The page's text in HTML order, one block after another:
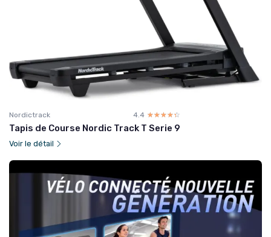
Nordictrack 4.4 ☆☆☆☆☆
★★★★★
Tapis de Course Nordic Track T Serie 9
Voir le détail